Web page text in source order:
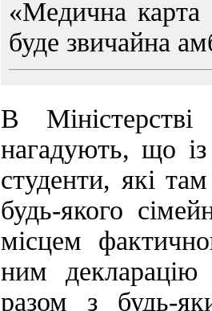
«Медична карта
буде звичайна
В
нагадують, що
студенти, які
будь-якого
місцем
ним декларацію
разом з будь-